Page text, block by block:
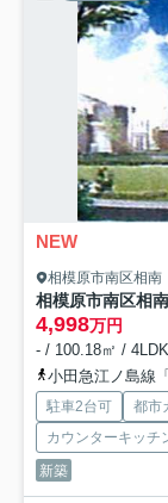
NEW
相模原市南区相南
相模原市南区相
4,998万円
- / 100.18㎡ /
小田急江ノ島線
駐車2台可 都市
カウンターキッチ
新築